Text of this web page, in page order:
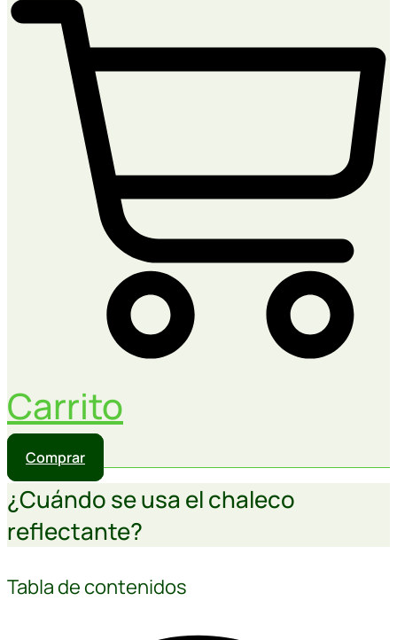
Carrito
Comprar
¿Cuándo se usa el chaleco
reflectante?
Tabla de contenidos